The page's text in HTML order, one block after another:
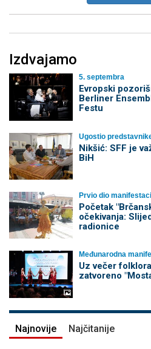
Izdvajamo
5. septembra
Evropski
Berliner
Festu
Ugostio
Nikšić: SFF je
BiH
Prvio dio
Početak
očekivanja:
radionice
Međunarodna
Uz večer
zatvoreno
Najnovije Najčitanije